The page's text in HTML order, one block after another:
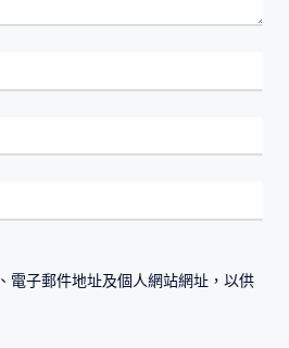
電子郵件地址及個人網站網址，以供